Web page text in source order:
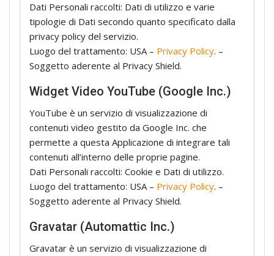
Dati Personali raccolti: Dati di utilizzo e varie
tipologie di Dati secondo quanto specificato dalla
privacy policy del servizio.
Luogo del trattamento: USA – Privacy Policy. –
Soggetto aderente al Privacy Shield.
Widget Video YouTube (Google Inc.)
YouTube è un servizio di visualizzazione di
contenuti video gestito da Google Inc. che
permette a questa Applicazione di integrare tali
contenuti all’interno delle proprie pagine.
Dati Personali raccolti: Cookie e Dati di utilizzo.
Luogo del trattamento: USA – Privacy Policy. –
Soggetto aderente al Privacy Shield.
Gravatar (Automattic Inc.)
Gravatar è un servizio di visualizzazione di